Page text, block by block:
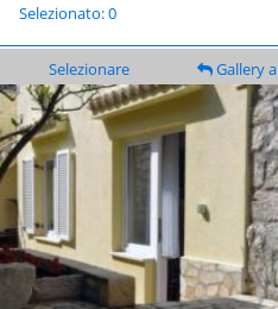
Selezionato: 0
Selezionare
Gallery
description